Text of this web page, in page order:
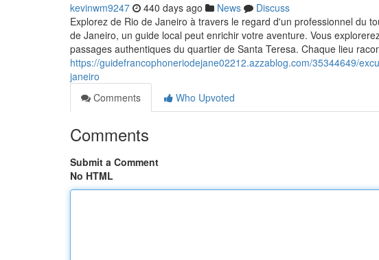
kevinwm9247 440 days ago News
Discuss
Explorez de Rio de Janeiro à travers le regard d'un professionnel du
de Janeiro, un guide local peut enrichir votre aventure. Vous
passages authentiques du quartier de Santa Teresa. Chaque lieu
https://guidefrancophoneriodejane02212.azzablog.com/35344649/
janeiro
Comments
Who Upvoted
Comments
Submit a Comment
No HTML